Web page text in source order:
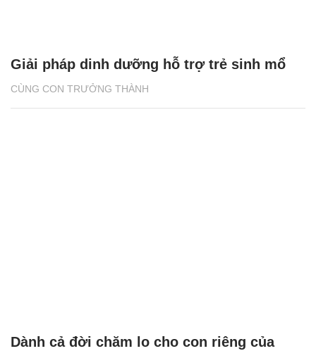
CÙNG CON TRƯỞNG THÀNH
Giải pháp dinh dưỡng hỗ trợ trẻ sinh mổ
Dành cả đời chăm lo cho con riêng của